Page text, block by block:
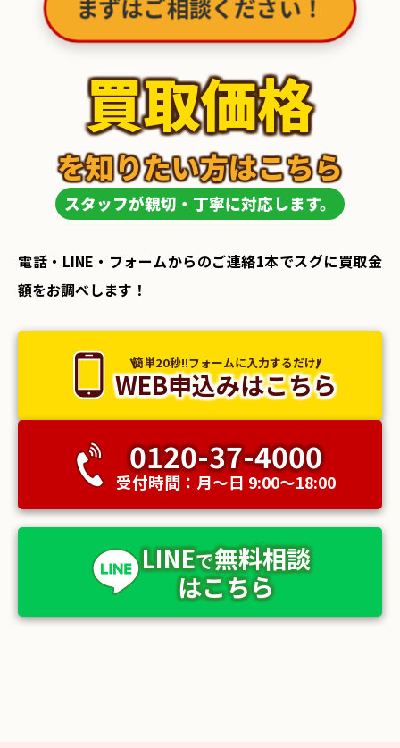
まずはご相談ください！
買取価格
スタッフが親切・丁寧に対応します。
を知りたい方はこちら
電話・LINE・フォームからのご連絡1本でスグに買取金
額をお調べします！
簡単20秒!!フォームに入力するだけ!
WEB申込みはこちら
0120-37-4000
受付時間：月〜日 9:00〜18:00
LINEで無料相談
はこちら